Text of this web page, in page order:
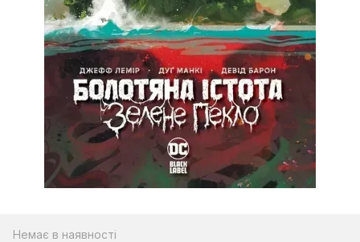
Немає в наявності